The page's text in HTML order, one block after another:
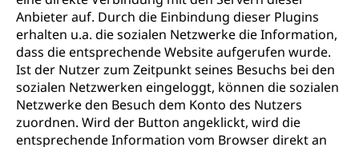
Anbieter auf. Durch die Einbindung dieser Plugins
erhalten u.a. die sozialen Netzwerke die Information,
dass die entsprechende Website aufgerufen wurde.
Ist der Nutzer zum Zeitpunkt seines Besuchs bei den
sozialen Netzwerken eingeloggt, können die sozialen
Netzwerke den Besuch dem Konto des Nutzers
zuordnen. Wird der Button angeklickt, wird die
entsprechende Information vom Browser direkt an